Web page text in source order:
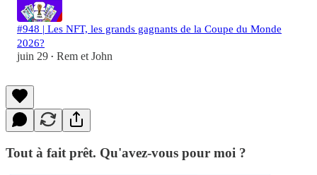
#948 | Les NFT, les grands gagnants de la Coupe du Monde
2026?
juin 29 • Rem et John
Tout à fait prêt. Qu'avez-vous pour moi ?